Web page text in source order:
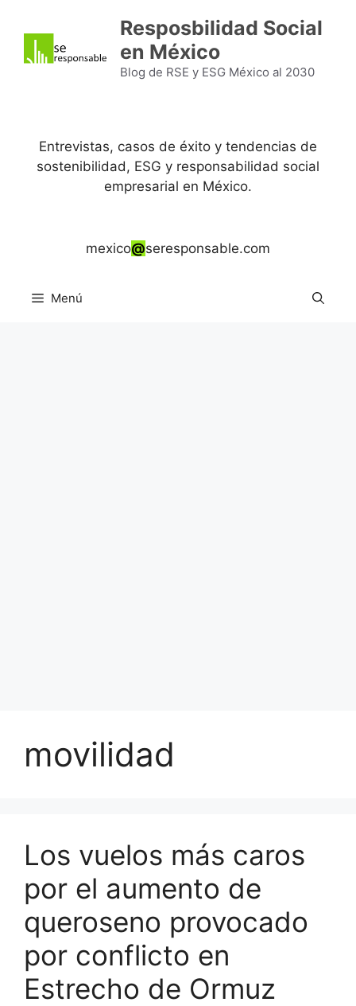
contenido
Resposbilidad Social
en México
Blog de RSE y ESG México al 2030
Entrevistas, casos de éxito y tendencias de
sostenibilidad, ESG y responsabilidad social
empresarial en México.
mexico@seresponsable.com
Menú
movilidad
Los vuelos más caros
por el aumento de
queroseno provocado
por conflicto en
Estrecho de Ormuz